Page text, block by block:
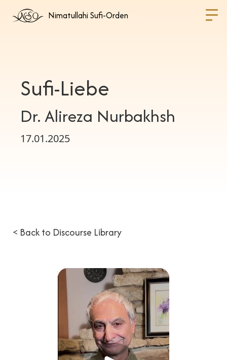
Nimatullahi Sufi-Orden
Sufi-Liebe
Dr. Alireza Nurbakhsh
17.01.2025
< Back to Discourse Library